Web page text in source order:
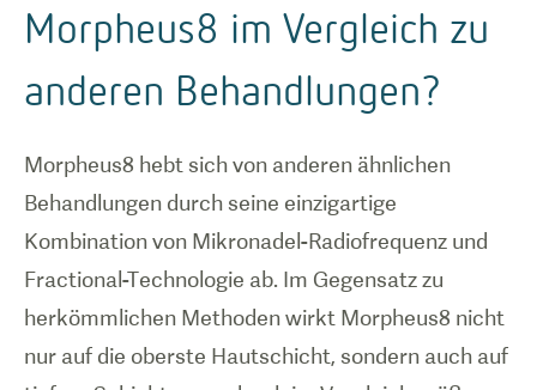
Morpheus8 im Vergleich zu
anderen Behandlungen?
Morpheus8 hebt sich von anderen ähnlichen
Behandlungen durch seine einzigartige
Kombination von Mikronadel-Radiofrequenz und
Fractional-Technologie ab. Im Gegensatz zu
herkömmlichen Methoden wirkt Morpheus8 nicht
nur auf die oberste Hautschicht, sondern auch auf